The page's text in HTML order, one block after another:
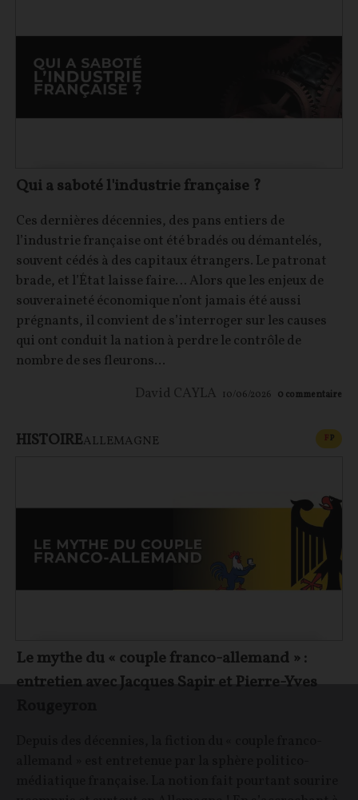
Qui a saboté l'industrie française ?
Ces dernières décennies, des pans entiers de
l’industrie française ont été bradés ou démantelés,
souvent cédés à des capitaux étrangers. Le patronat
brade, et l’État laisse faire… Alors que les enjeux de
souveraineté économique n’ont jamais été aussi
prégnants, il convient de s’interroger sur les causes
qui ont conduit la nation à perdre le contrôle de
nombre de ses fleurons...
David CAYLA 10/06/2026 0 commentaire
HISTOIREALLEMAGNE FP
Le mythe du « couple franco-allemand » :
entretien avec Jacques Sapir et Pierre-Yves